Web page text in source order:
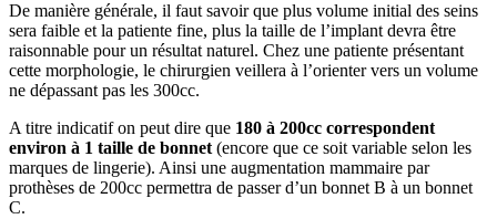
De manière générale, il faut savoir que plus volume initial des seins
sera faible et la patiente fine, plus la taille de l’implant devra être
raisonnable pour un résultat naturel. Chez une patiente présentant
cette morphologie, le chirurgien veillera à l’orienter vers un volume
ne dépassant pas les 300cc.
A titre indicatif on peut dire que 180 à 200cc correspondent
environ à 1 taille de bonnet(encore que ce soit variable selon les
marques de lingerie). Ainsi une augmentation mammaire par
prothèses de 200cc permettra de passer d’un bonnet B à un bonnet
C.